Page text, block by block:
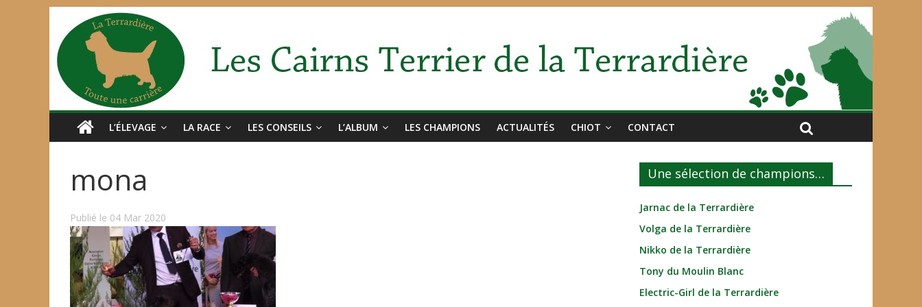
L’ÉLEVAGE LA RACE LES CONSEILS L’ALBUM LES CHAMPIONS ACTUALITÉS CHIOT CONTACT
mona
Publié le 04 Mar 2020
Une sélection de champions…
Jarnac de la Terrardière
Volga de la Terrardière
Nikko de la Terrardière
Tony du Moulin Blanc
Electric-Girl de la Terrardière